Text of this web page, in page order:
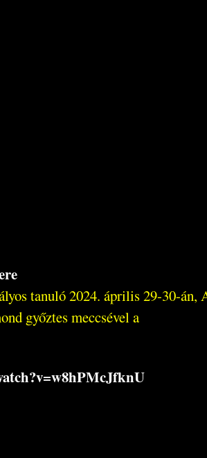
tanuló 2024. április 29-30-
győztes meccsével a